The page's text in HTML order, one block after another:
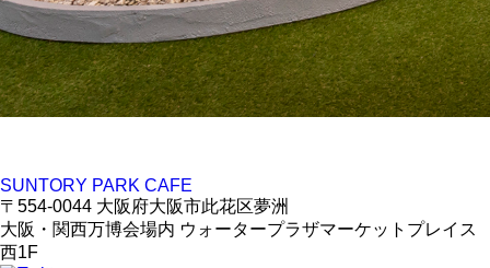
SUNTORY PARK CAFE
〒554-0044 大阪府大阪市此花区夢洲
大阪・関西万博会場内 ウォータープラザマーケットプレイス
西1F